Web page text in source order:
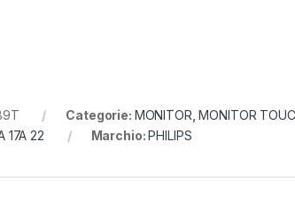
Categorie: MONITOR,MONITOR
17A 22
Marchio:PHILIPS